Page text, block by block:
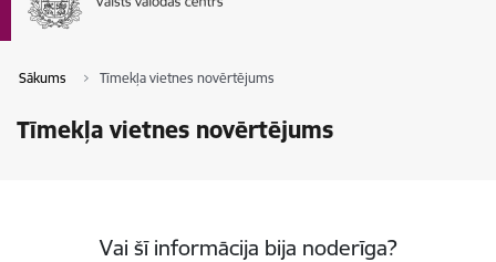
Sākums Tīmekļa vietnes novērtējums
Tīmekļa vietnes novērtējums
Vai šī informācija bija noderīga?